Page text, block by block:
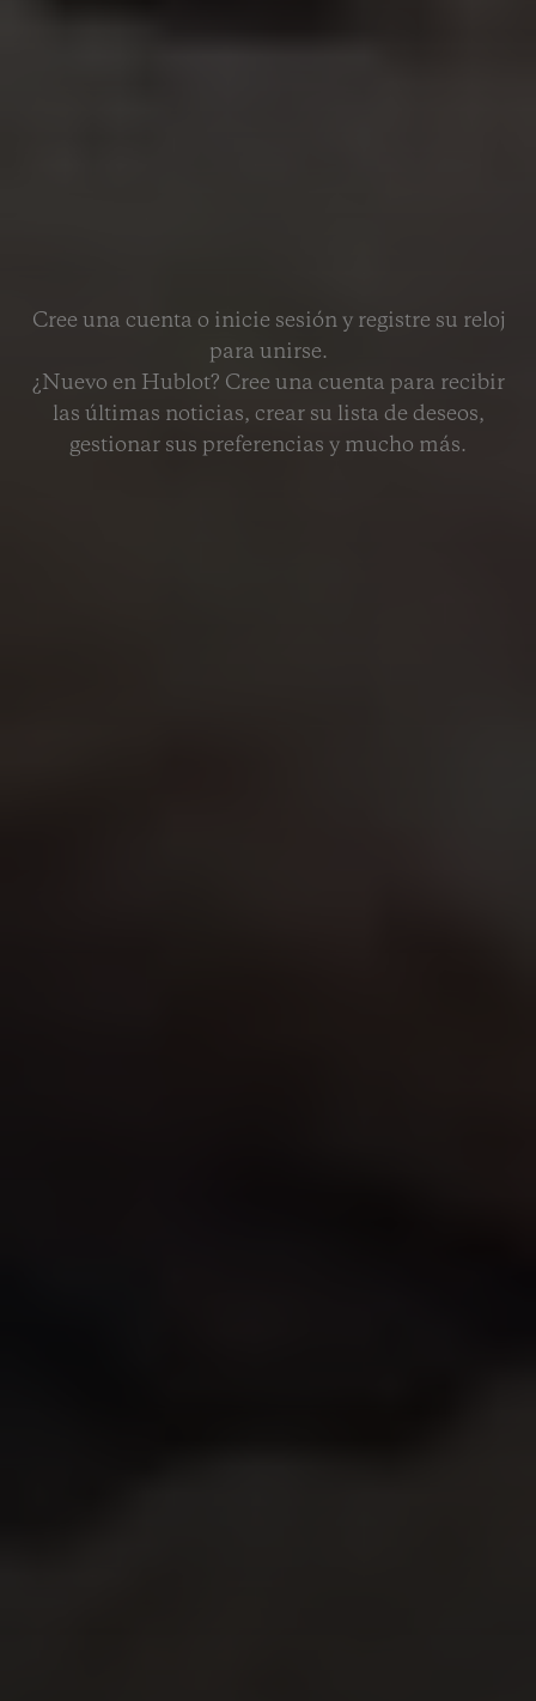
Cree una cuenta o inicie sesión y registre su reloj
para unirse.
¿Nuevo en Hublot? Cree una cuenta para recibir
las últimas noticias, crear su lista de deseos,
gestionar sus preferencias y mucho más.